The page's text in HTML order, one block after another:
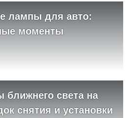
лампы для авто:
моменты
света на
снятия и установки